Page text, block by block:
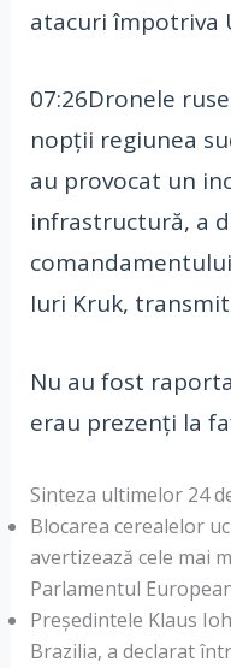
atacuri împotriva
07:26Dronele
nopții regiunea
au provocat un
infrastructură, a
Iuri Kruk,
Nu au fost
erau prezenți la
Sinteza ultimelor 24
Blocarea cerealelor
avertizează cele mai
Parlamentul
Preşedintele Klaus
Brazilia, a declarat